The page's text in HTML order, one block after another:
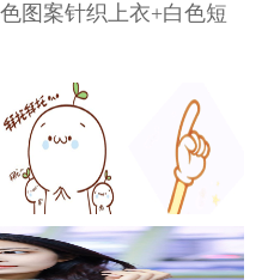
图案针织上衣+白色短